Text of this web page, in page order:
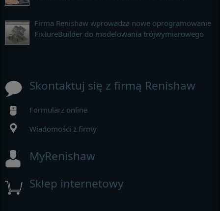
Firma Renishaw wprowadza nowe oprogramowanie
FixtureBuilder do modelowania trójwymiarowego
Skontaktuj się z firmą Renishaw
Formularz online
Wiadomości z firmy
MyRenishaw
Sklep internetowy